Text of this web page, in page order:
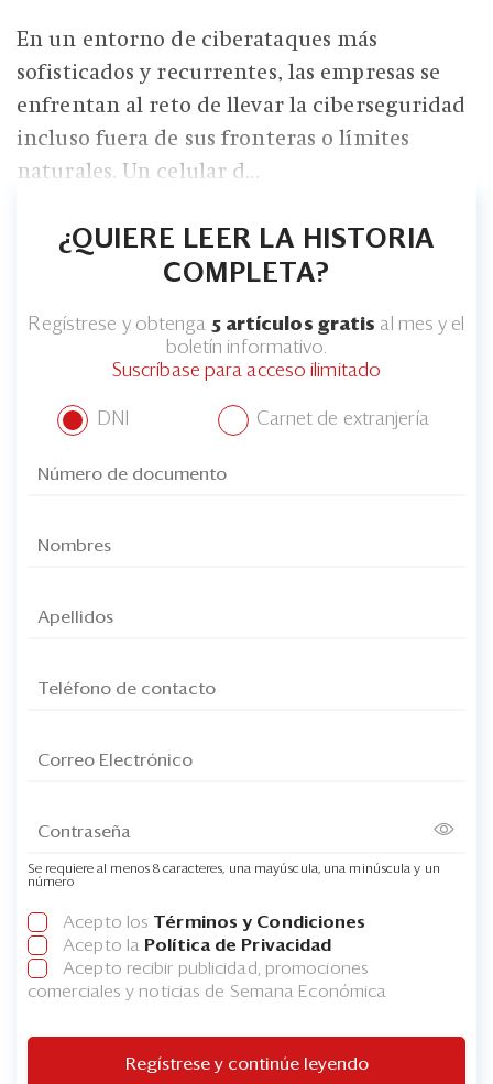
En un entorno de ciberataques más
sofisticados y recurrentes, las empresas se
enfrentan al reto de llevar la ciberseguridad
incluso fuera de sus fronteras o límites
naturales. Un celular d...
¿QUIERE LEER LA HISTORIA
COMPLETA?
Regístrese y obtenga 5 artículos gratis al mes y el
boletín informativo.
Suscríbase para acceso ilimitado
DNI Carnet de extranjería
Se requiere al menos 8 caracteres, una mayúscula, una minúscula y un
número
Acepto los Términos y Condiciones
Acepto la Política de Privacidad
Acepto recibir publicidad, promociones
comerciales y noticias de Semana Económica
Regístrese y continúe leyendo